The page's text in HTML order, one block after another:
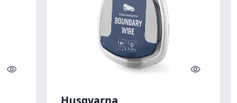
Quick look Quick look
Husqvarna